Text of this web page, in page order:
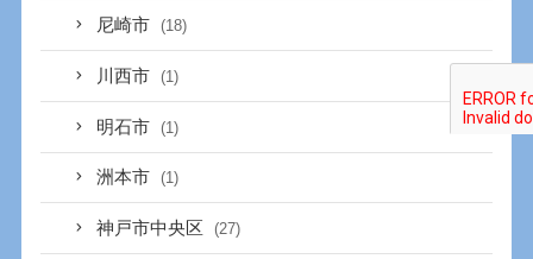
尼崎市 (18)
川西市 (1)
明石市 (1)
洲本市 (1)
神戸市中央区 (27)